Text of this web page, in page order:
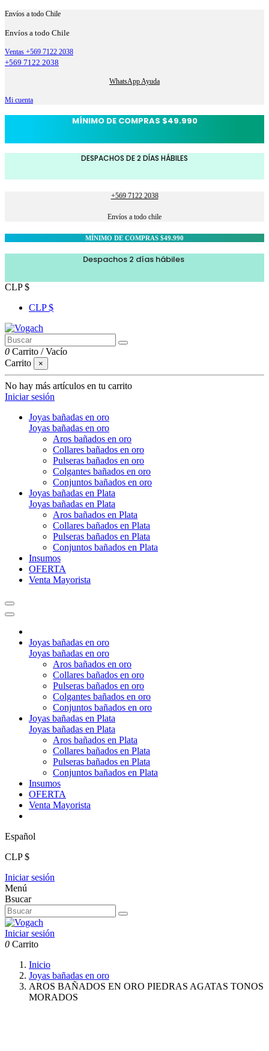
Envíos a todo Chile
Envíos a todo Chile
Ventas +569 7122 2038
+569 7122 2038
WhatsApp Ayuda
Mi cuenta
MÍNIMO DE COMPRAS $49.990
DESPACHOS DE 2 DÍAS HÁBILES
+569 7122 2038
Envíos a todo chile
MÍNIMO DE COMPRAS $49.990
Despachos 2 días hábiles
CLP $
CLP $
0 Carrito /Vacío
Carrito
×
No hay más artículos en tu carrito
Iniciar sesión
Joyas bañadas en oro
Joyas bañadas en oro
Aros bañados en oro
Collares bañados en oro
Pulseras bañados en oro
Colgantes bañados en oro
Conjuntos bañados en oro
Joyas bañadas en Plata
Joyas bañadas en Plata
Aros bañados en Plata
Collares bañados en Plata
Pulseras bañados en Plata
Conjuntos bañados en Plata
Insumos
OFERTA
Venta Mayorista
Joyas bañadas en oro
Joyas bañadas en oro
Aros bañados en oro
Collares bañados en oro
Pulseras bañados en oro
Colgantes bañados en oro
Conjuntos bañados en oro
Joyas bañadas en Plata
Joyas bañadas en Plata
Aros bañados en Plata
Collares bañados en Plata
Pulseras bañados en Plata
Conjuntos bañados en Plata
Insumos
OFERTA
Venta Mayorista
Español
CLP $
Iniciar sesión
Menú
Bsucar
Iniciar sesión
0 Carrito
Inicio
Joyas bañadas en oro
AROS BAÑADOS EN ORO PIEDRAS AGATAS TONOS
MORADOS